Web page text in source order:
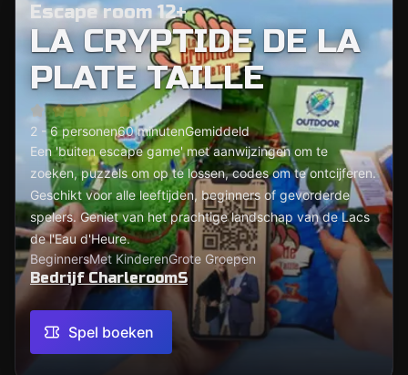
Escape room 12+
LA CRYPTIDE DE LA
PLATE TAILLE
2 - 6 personen60 minutenGemiddeld
Een 'buiten escape game' met aanwijzingen om te
zoeken, puzzels om op te lossen, codes om te ontcijferen.
Geschikt voor alle leeftijden, beginners of gevorderde
spelers. Geniet van het prachtige landschap van de Lacs
de l'Eau d'Heure.
BeginnersMet KinderenGrote Groepen
Bedrijf CharleroomS
Spel boeken